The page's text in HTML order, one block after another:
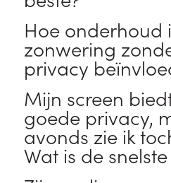
Hoe onderhoud
zonwering
privacy
Mijn screen
goede privacy,
avonds zie ik
Wat is de